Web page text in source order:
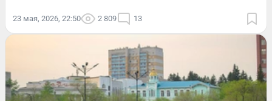
23 мая, 2026, 22:50 2 809 13